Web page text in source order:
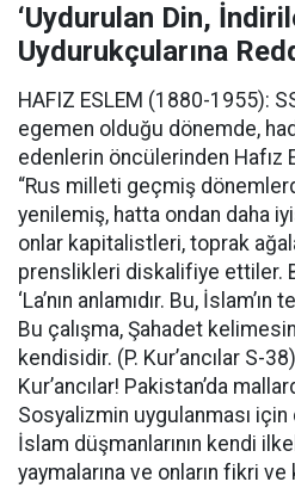
‘Uydurulan Din,
Uydurukçularına
HAFIZ ESLEM (1880-1955):
egemen olduğu dönemde,
edenlerin öncülerinden Hafız
“Rus milleti geçmiş
yenilemiş, hatta ondan daha
onlar kapitalistleri, toprak
prenslikleri diskalifiye ettiler.
‘La’nın anlamıdır. Bu,
Bu çalışma, Şahadet
kendisidir. (P. Kur’ancılar S-38)
Kur’ancılar! Pakistan’da
Sosyalizmin uygulanması için
İslam düşmanlarının kendi
yaymalarına ve onların fikri ve